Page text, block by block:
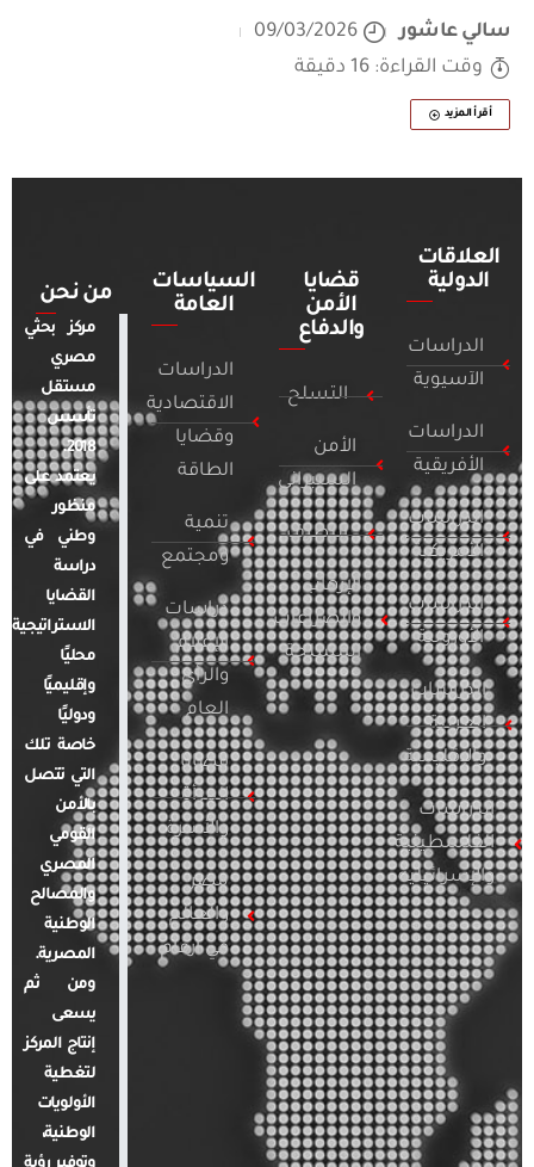
سالي عاشور
09/03/2026
وقت القراءة: 16 دقيقة
أقرأ المزيد
العلاقات
الدولية
الدراسات
الآسيوية
الدراسات
الأفريقية
الدراسات
الأمريكية
الدراسات
الأوروبية
الدراسات
العربية
والإقليمية
الدراسات
الفلسطينية
والإسرائيلية
قضايا
الأمن
والدفاع
التسلح
الأمن
السيبراني
التطرف
الإرهاب
والصراعات
المسلحة
السياسات
العامة
الدراسات
الاقتصادية
وقضايا
الطاقة
تنمية
ومجتمع
دراسات
الإعلام
والرأي
العام
قضايا
المرأة
والأسرة
مصر
والعالم
في أرقام
من نحن
مركز بحثي
مصري
مستقل
تأسس
2018.
يعتمد على
منظور
وطني في
دراسة
القضايا
الاستراتيجية
محليًا
وإقليميًا
ودوليًا
خاصة تلك
التي تتصل
بالأمن
القومي
المصري
والمصالح
الوطنية
المصرية.
ومن ثم
يسعى
إنتاج المركز
لتغطية
الأولويات
الوطنية،